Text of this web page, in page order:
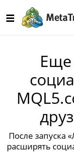
Еще
После запуска
расширять